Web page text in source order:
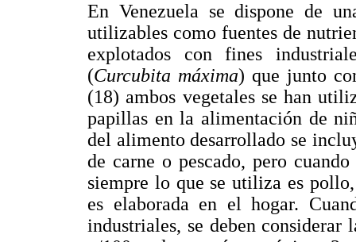
En Venezuela se dispone de
utilizables como fuentes de
explotados con fines
(Curcubita máxima) que junto
(18) ambos vegetales se han
papillas en la alimentación de
del alimento desarrollado se
de carne o pescado, pero
siempre lo que se utiliza es
es elaborada en el hogar.
industriales, se deben considerar